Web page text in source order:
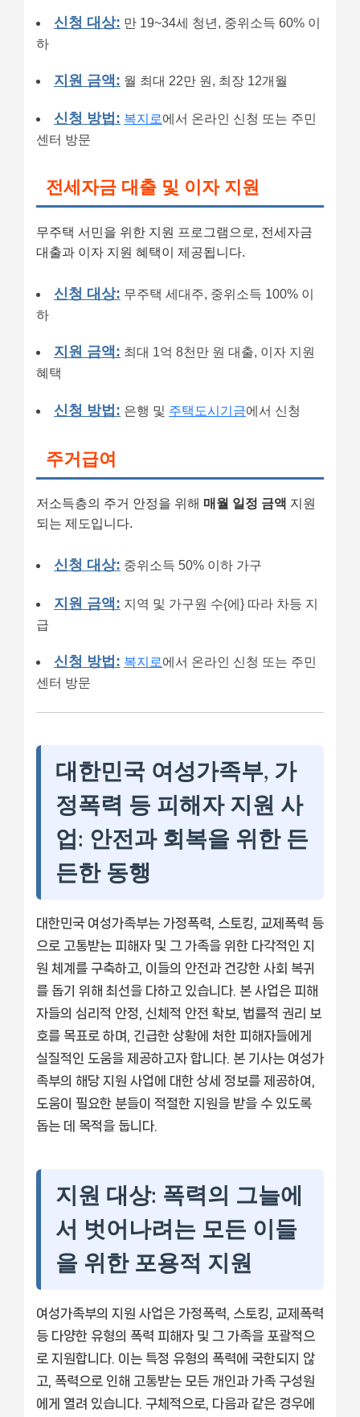
신청 대상: 만 19~34세 청년, 중위소득 60% 이
하
지원 금액: 월 최대 22만 원, 최장 12개월
신청 방법: 복지로에서 온라인 신청 또는 주민
센터 방문
전세자금 대출 및 이자 지원
무주택 서민을 위한 지원 프로그램으로, 전세자금
대출과 이자 지원 혜택이 제공됩니다.
신청 대상: 무주택 세대주, 중위소득 100% 이
하
지원 금액: 최대 1억 8천만 원 대출, 이자 지원
혜택
신청 방법: 은행 및 주택도시기금에서 신청
주거급여
저소득층의 주거 안정을 위해 매월 일정 금액 지원
되는 제도입니다.
신청 대상: 중위소득 50% 이하 가구
지원 금액: 지역 및 가구원 수{에} 따라 차등 지
급
신청 방법: 복지로에서 온라인 신청 또는 주민
센터 방문
대한민국 여성가족부, 가
정폭력 등 피해자 지원 사
업: 안전과 회복을 위한 든
든한 동행
대한민국 여성가족부는 가정폭력, 스토킹, 교제폭력 등
으로 고통받는 피해자 및 그 가족을 위한 다각적인 지
원 체계를 구축하고, 이들의 안전과 건강한 사회 복귀
를 돕기 위해 최선을 다하고 있습니다. 본 사업은 피해
자들의 심리적 안정, 신체적 안전 확보, 법률적 권리 보
호를 목표로 하며, 긴급한 상황에 처한 피해자들에게
실질적인 도움을 제공하고자 합니다. 본 기사는 여성가
족부의 해당 지원 사업에 대한 상세 정보를 제공하여,
도움이 필요한 분들이 적절한 지원을 받을 수 있도록
돕는 데 목적을 둡니다.
지원 대상: 폭력의 그늘에
서 벗어나려는 모든 이들
을 위한 포용적 지원
여성가족부의 지원 사업은 가정폭력, 스토킹, 교제폭력
등 다양한 유형의 폭력 피해자 및 그 가족을 포괄적으
로 지원합니다. 이는 특정 유형의 폭력에 국한되지 않
고, 폭력으로 인해 고통받는 모든 개인과 가족 구성원
에게 열려 있습니다. 구체적으로, 다음과 같은 경우에